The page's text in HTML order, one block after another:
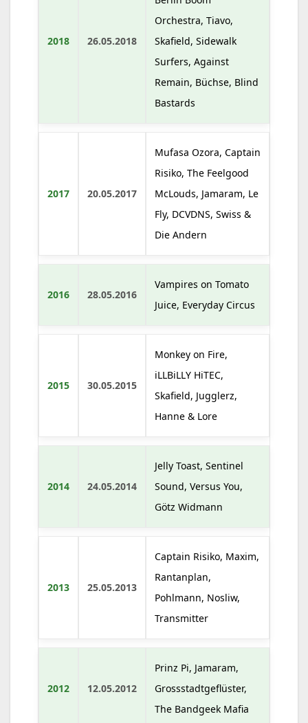
2018 26.05.2018
Orchestra, Tiavo,
Skafield, Sidewalk
Surfers, Against
Remain, Büchse, Blind
Bastards
2017 20.05.2017
Mufasa Ozora, Captain
Risiko, The Feelgood
McLouds, Jamaram, Le
Fly, DCVDNS, Swiss &
Die Andern
2016 28.05.2016
Vampires on Tomato
Juice, Everyday Circus
2015 30.05.2015
Monkey on Fire,
iLLBiLLY HiTEC,
Skafield, Jugglerz,
Hanne & Lore
2014 24.05.2014
Jelly Toast, Sentinel
Sound, Versus You,
Götz Widmann
2013 25.05.2013
Captain Risiko, Maxim,
Rantanplan,
Pohlmann, Nosliw,
Transmitter
2012 12.05.2012
Prinz Pi, Jamaram,
Grossstadtgeflüster,
The Bandgeek Mafia